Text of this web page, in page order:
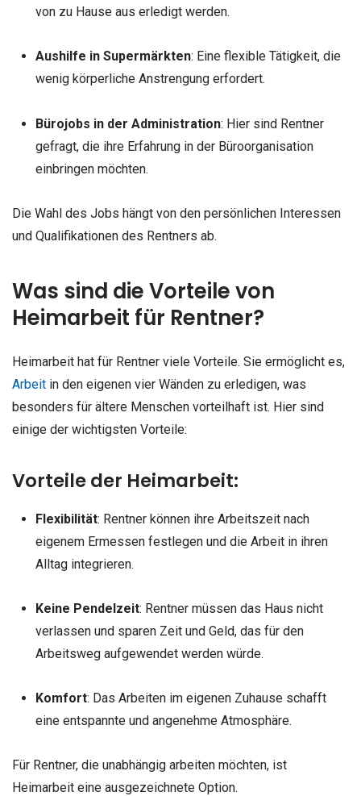
von zu Hause aus erledigt werden.
Aushilfe in Supermärkten: Eine flexible Tätigkeit, die
wenig körperliche Anstrengung erfordert.
Bürojobs in der Administration: Hier sind Rentner
gefragt, die ihre Erfahrung in der Büroorganisation
einbringen möchten.
Die Wahl des Jobs hängt von den persönlichen Interessen
und Qualifikationen des Rentners ab.
Was sind die Vorteile von
Heimarbeit für Rentner?
Heimarbeit hat für Rentner viele Vorteile. Sie ermöglicht es,
Arbeit in den eigenen vier Wänden zu erledigen, was
besonders für ältere Menschen vorteilhaft ist. Hier sind
einige der wichtigsten Vorteile:
Vorteile der Heimarbeit:
Flexibilität: Rentner können ihre Arbeitszeit nach
eigenem Ermessen festlegen und die Arbeit in ihren
Alltag integrieren.
Keine Pendelzeit: Rentner müssen das Haus nicht
verlassen und sparen Zeit und Geld, das für den
Arbeitsweg aufgewendet werden würde.
Komfort: Das Arbeiten im eigenen Zuhause schafft
eine entspannte und angenehme Atmosphäre.
Für Rentner, die unabhängig arbeiten möchten, ist
Heimarbeit eine ausgezeichnete Option.